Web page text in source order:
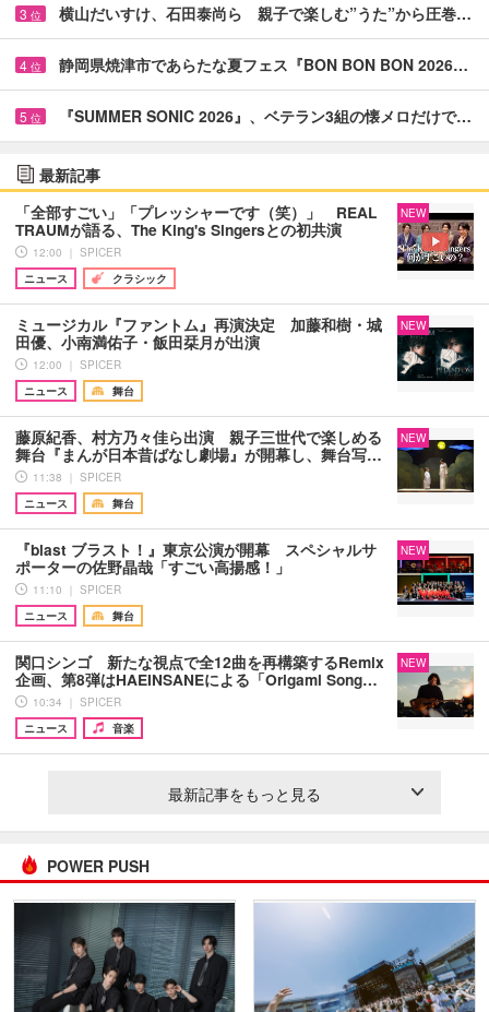
3 位 横山だいすけ、石田泰尚ら 親子で楽しむ”うた”から圧巻…
4 位 静岡県焼津市であらたな夏フェス『BON BON BON 2026…
5 位 『SUMMER SONIC 2026』、ベテラン3組の懐メロだけで…
最新記事
「全部すごい」「プレッシャーです（笑）」 REAL
TRAUMが語る、The King's Singersとの初共演
12:00 ｜ SPICER
ニュース
クラシック
NEW
ミュージカル『ファントム』再演決定 加藤和樹・城
田優、小南満佑子・飯田栞月が出演
12:00 ｜ SPICER
ニュース
舞台
NEW
藤原紀香、村方乃々佳ら出演 親子三世代で楽しめる
舞台『まんが日本昔ばなし劇場』が開幕し、舞台写…
11:38 ｜ SPICER
ニュース
舞台
NEW
『blast ブラスト！』東京公演が開幕 スペシャルサ
ポーターの佐野晶哉「すごい高揚感！」
11:10 ｜ SPICER
ニュース
舞台
NEW
関口シンゴ 新たな視点で全12曲を再構築するRemix
企画、第8弾はHAEINSANEによる「Origami Song…
10:34 ｜ SPICER
ニュース
音楽
NEW
最新記事をもっと見る
POWER PUSH